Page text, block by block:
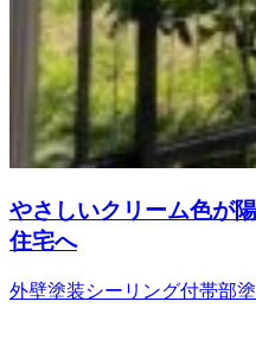
やさしいクリーム色が
住宅へ
外壁塗装シーリング付帯部